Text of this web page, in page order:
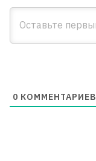
0 КОММЕНТАРИЕВ